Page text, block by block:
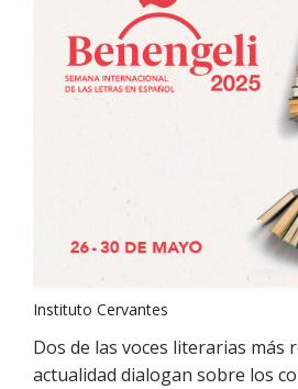
Instituto Cervantes
Dos de las voces literarias más
actualidad dialogan sobre los